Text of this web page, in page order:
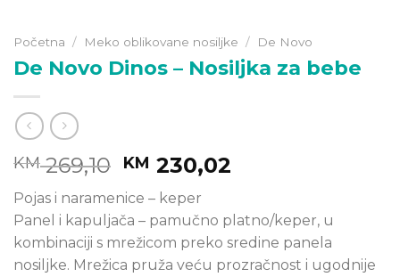
Početna / Meko oblikovane nosiljke / De Novo
De Novo Dinos – Nosiljka za bebe
KM269,10 Original
price
was:
KM 269,10.
KM 230,02
KM 230,02.
Pojas i naramenice – keper
Panel i kapuljača – pamučno platno/keper, u
kombinaciji s mrežicom preko sredine panela
nosiljke. Mrežica pruža veću prozračnost i ugodnije